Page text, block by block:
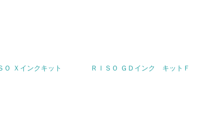
Ｏ Ｘインクキット ＲＩＳＯ ＧＤインク キットＦ